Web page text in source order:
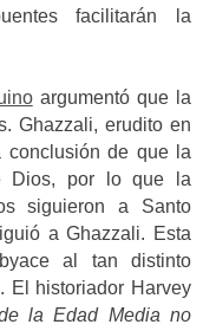
facilitarán la
argumentó que la
Ghazzali, erudito en
de que la
Dios, por lo que la
siguieron a Santo
a Ghazzali. Esta
al tan distinto
El historiador Harvey
la Edad Media no